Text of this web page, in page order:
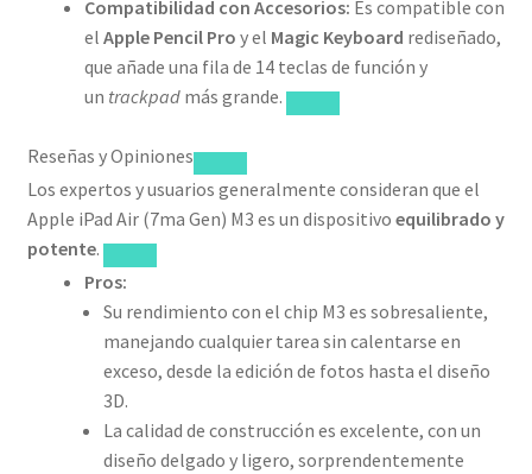
Compatibilidad con Accesorios: Es compatible con
el Apple Pencil Pro y el Magic Keyboard rediseñado,
que añade una fila de 14 teclas de función y
un trackpadmás grande.
Reseñas y Opiniones
Los expertos y usuarios generalmente consideran que el
Apple iPad Air (7ma Gen) M3 es un dispositivo equilibrado y
potente.
Pros:
Su rendimiento con el chip M3 es sobresaliente,
manejando cualquier tarea sin calentarse en
exceso, desde la edición de fotos hasta el diseño
3D.
La calidad de construcción es excelente, con un
diseño delgado y ligero, sorprendentemente